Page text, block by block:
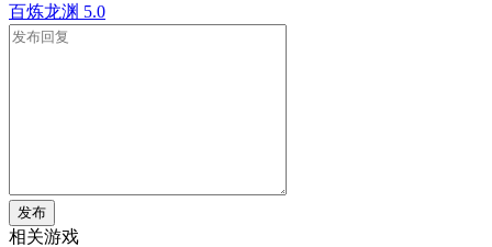
百炼龙渊 5.0
发布
相关游戏